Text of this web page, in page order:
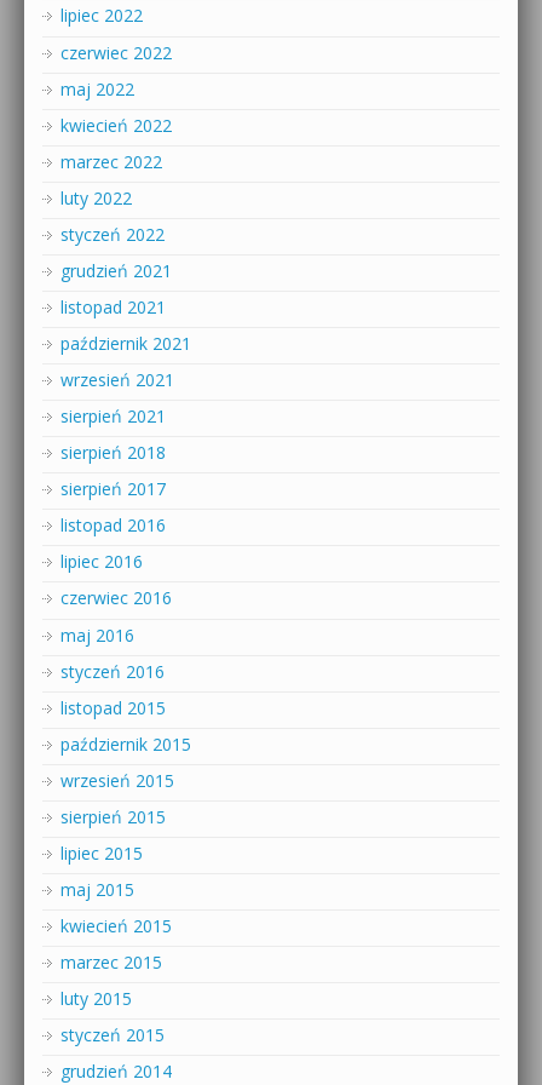
lipiec 2022
czerwiec 2022
maj 2022
kwiecień 2022
marzec 2022
luty 2022
styczeń 2022
grudzień 2021
listopad 2021
październik 2021
wrzesień 2021
sierpień 2021
sierpień 2018
sierpień 2017
listopad 2016
lipiec 2016
czerwiec 2016
maj 2016
styczeń 2016
listopad 2015
październik 2015
wrzesień 2015
sierpień 2015
lipiec 2015
maj 2015
kwiecień 2015
marzec 2015
luty 2015
styczeń 2015
grudzień 2014